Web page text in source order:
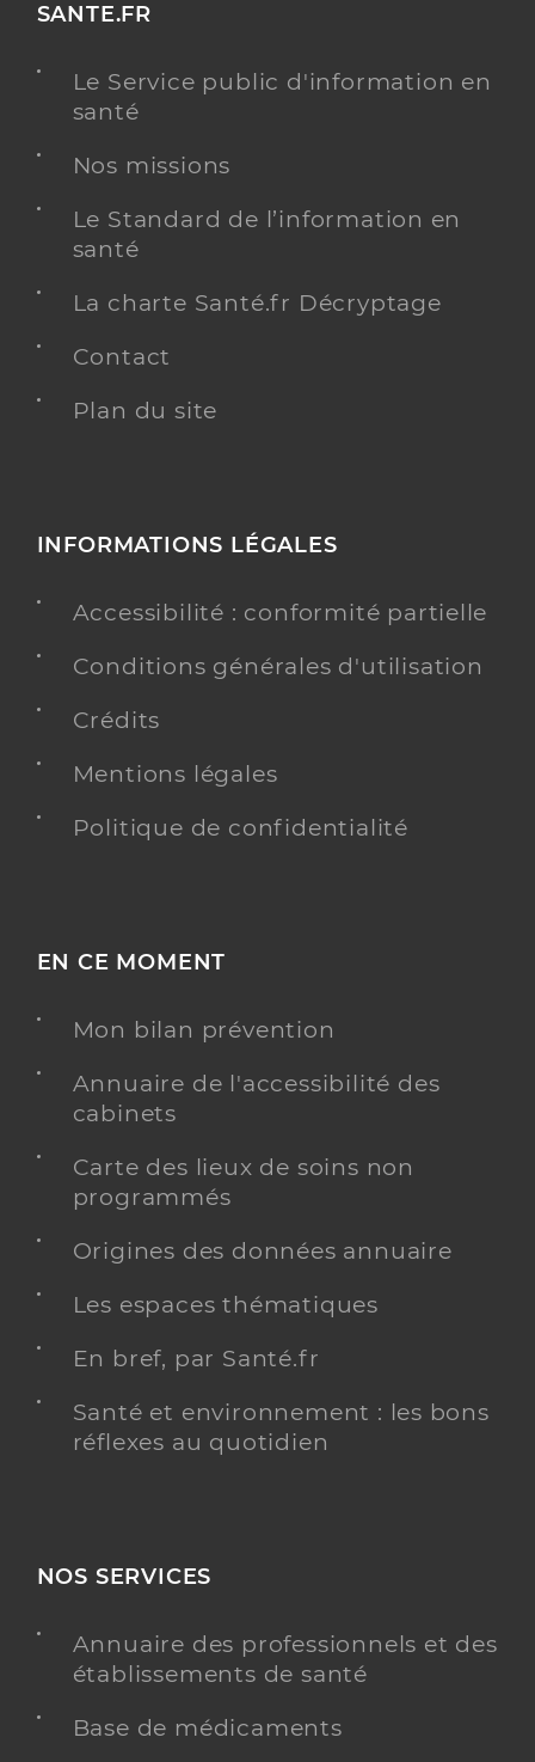
SANTE.FR
Le Service public d'information en
santé
Nos missions
Le Standard de l’information en
santé
La charte Santé.fr Décryptage
Contact
Plan du site
INFORMATIONS LÉGALES
Accessibilité : conformité partielle
Conditions générales d'utilisation
Crédits
Mentions légales
Politique de confidentialité
EN CE MOMENT
Mon bilan prévention
Annuaire de l'accessibilité des
cabinets
Carte des lieux de soins non
programmés
Origines des données annuaire
Les espaces thématiques
En bref, par Santé.fr
Santé et environnement : les bons
réflexes au quotidien
NOS SERVICES
Annuaire des professionnels et des
établissements de santé
Base de médicaments